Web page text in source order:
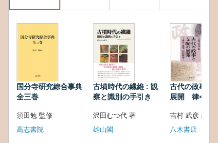
国分寺研究綜合事典
全三巻
須田勉 監修
高志書院
古墳時代の繊維 : 観
察と識別の手引き
沢田むつ代 著
雄山閣
古代の政事と
展開 律令・
吉村 武彦 編集
八木書店